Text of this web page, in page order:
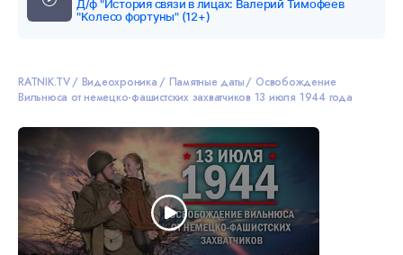
Д/ф "История связи в лицах: Валерий Тимофеев
"Колесо фортуны" (12+)
RATNIK.TV Видеохроника Памятные даты
Освобождение
Вильнюса от немецко-фашистских захватчиков 13 июля 1944 года